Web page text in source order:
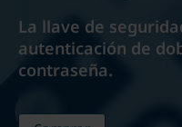
La llave de
autenticación de
contraseña.